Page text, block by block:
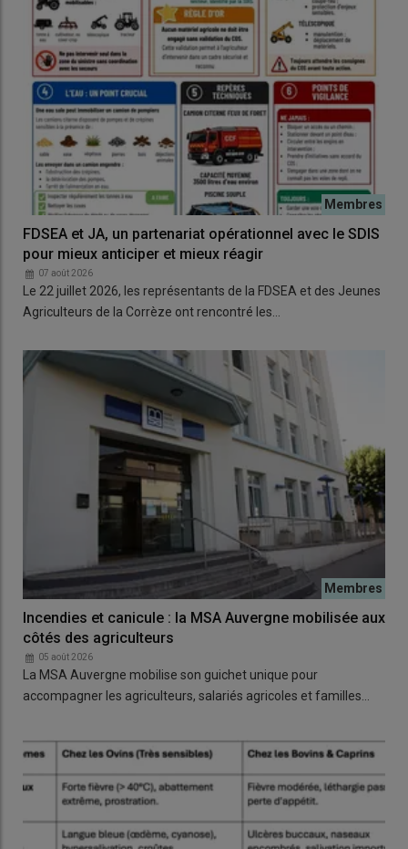
FDSEA et JA, un partenariat opérationnel avec le SDIS
pour mieux anticiper et mieux réagir
07 août 2026
Le 22 juillet 2026, les représentants de la FDSEA et des Jeunes
Agriculteurs de la Corrèze ont rencontré les…
Incendies et canicule : la MSA Auvergne mobilisée aux
côtés des agriculteurs
05 août 2026
La MSA Auvergne mobilise son guichet unique pour
accompagner les agriculteurs, salariés agricoles et familles…